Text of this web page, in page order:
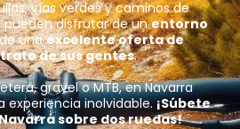
vías verdes y caminos de
pueden disfrutar de unentorno
unaexcelente oferta de
de sus gentes.
gravel o MTB, en Navarra
experiencia inolvidable.¡Súbete
sobre dos ruedas!